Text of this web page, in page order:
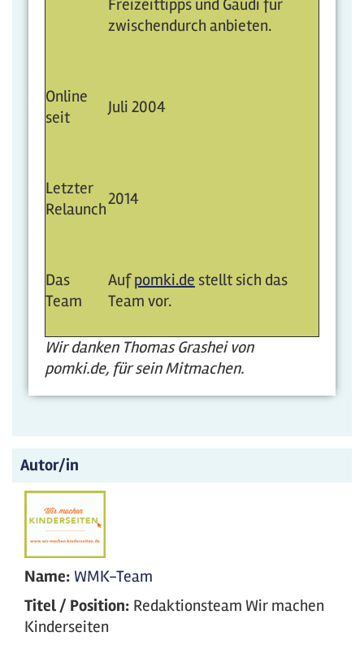
Freizeittipps und Gaudi für
zwischendurch anbieten.
Online
seit
Juli 2004
Letzter
Relaunch
2014
Das
Team
Aufpomki.de stellt sich das
Team vor.
Wir danken Thomas Grashei von
pomki.de, für sein Mitmachen.
Autor/in
Name: WMK-Team
Titel / Position: Redaktionsteam Wir machen
Kinderseiten